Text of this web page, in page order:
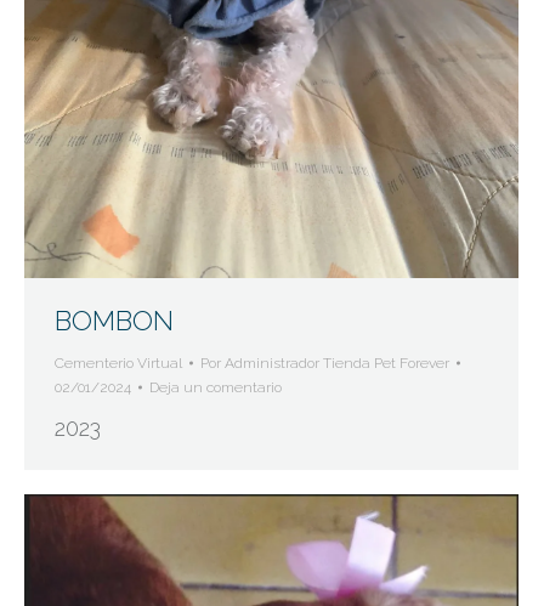
BOMBON
Cementerio Virtual Por Administrador Tienda Pet Forever
02/01/2024
Deja un comentario
2023